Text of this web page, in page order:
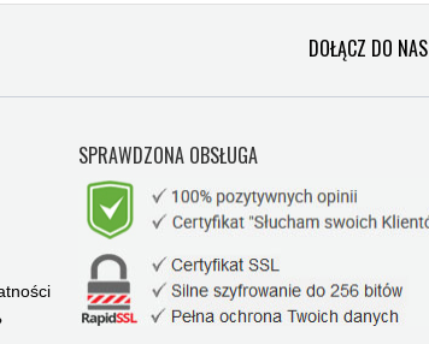
DOŁĄCZ DO NAS
SPRAWDZONA OBSŁUGA